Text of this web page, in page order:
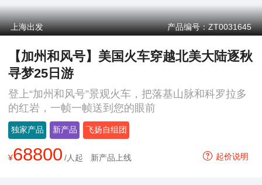
上海出发 产品编号：ZT0031645
【加州和风号】美国火车穿越北美大陆逐秋
寻梦25日游
登上“加州和风号”景观火车，把落基山脉和科罗拉多
的红岩，一帧一帧送到您的眼前
独家产品 新产品 飞扬自组团
¥68800 /人起 新产品上线 起价说明